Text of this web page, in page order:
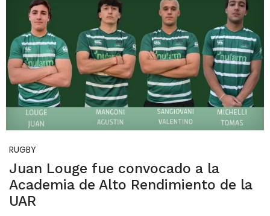
RUGBY
Juan Louge fue convocado a la
Academia de Alto Rendimiento de la
UAR